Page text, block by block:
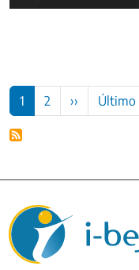
Paginación
1 2 ›› Siguiente
Último